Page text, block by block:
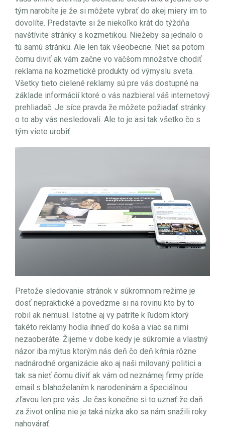
tým narobíte je že si môžete vybrať do akej miery im to
dovolíte. Predstavte si že niekoľko krát do týždňa
navštívite stránky s kozmetikou. Niežeby sa jednalo o
tú samú stránku. Ale len tak všeobecne. Niet sa potom
čomu diviť ak vám začne vo väčšom množstve chodiť
reklama na kozmetické produkty od výmyslu sveta.
Všetky tieto cielené reklamy sú pre vás dostupné na
základe informácií ktoré o vás nazbieral váš internetový
prehliadač. Je síce pravda že môžete požiadať stránky
o to aby vás nesledovali. Ale to je asi tak všetko čo s
tým viete urobiť.
Pretože sledovanie stránok v súkromnom režime je
dosť nepraktické a povedzme si na rovinu kto by to
robil ak nemusí. Istotne aj vy patríte k ľudom ktorý
takéto reklamy hodia ihneď do koša a viac sa nimi
nezaoberáte. Žijeme v dobe kedy je súkromie a vlastný
názor iba mýtus ktorým nás deň čo deň kŕmia rôzne
nadnárodné organizácie ako aj naši milovaný politici a
tak sa nieť čomu diviť ak vám od neznámej firmy príde
email s blahoželaním k narodeninám a špeciálnou
zľavou len pre vás. Je čas konečne si to uznať že daň
za život online nie je taká nízka ako sa nám snažili roky
nahovárať.